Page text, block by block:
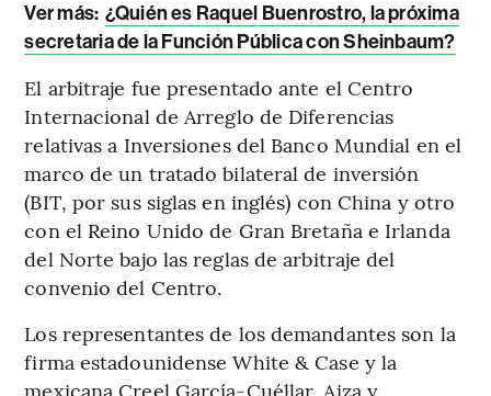
Ver más: ¿Quién es Raquel Buenrostro, la próxima
secretaria de la Función Pública con Sheinbaum?
El arbitraje fue presentado ante el Centro
Internacional de Arreglo de Diferencias
relativas a Inversiones del Banco Mundial en el
marco de un tratado bilateral de inversión
(BIT, por sus siglas en inglés) con China y otro
con el Reino Unido de Gran Bretaña e Irlanda
del Norte bajo las reglas de arbitraje del
convenio del Centro.
Los representantes de los demandantes son la
firma estadounidense White & Case y la
mexicana Creel García-Cuéllar, Aiza y